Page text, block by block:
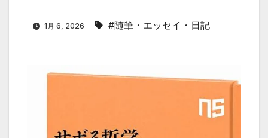
1月 6, 2026 #随筆・エッセイ・日記